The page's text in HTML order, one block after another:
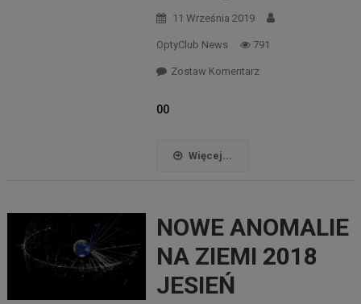
11 Września 2019
OptyClub News 791
Zostaw Komentarz
00
Więcej...
NOWE ANOMALIE
NA ZIEMI 2018
JESIEŃ